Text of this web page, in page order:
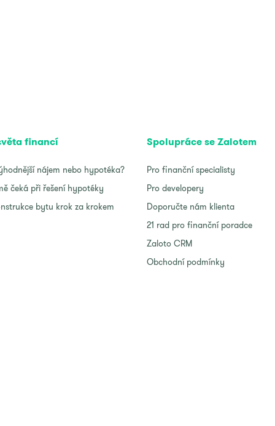
financí
nájem nebo hypotéka?
čeká při řešení hypotéky
bytu krok za krokem
Spolupráce se Zalotem
Pro finanční specialisty
Pro developery
Doporučte nám klienta
21 rad pro finanční poradce
Zaloto CRM
Obchodní podmínky